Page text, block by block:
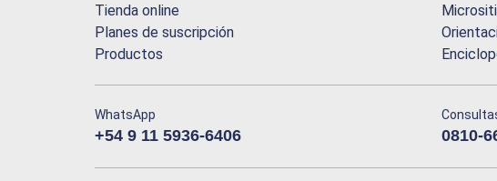
Tienda online
Planes de suscripción
Productos
WhatsApp
+54 9 11 5936-6406 0810-